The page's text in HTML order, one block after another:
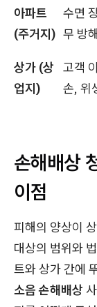
아파트
(주거지)
수면
무 방
상가 (상
업지)
고객
손, 위
손해배상
이점
피해의 양상이
대상의 범위와
트와 상가 간에
소음 손해배상